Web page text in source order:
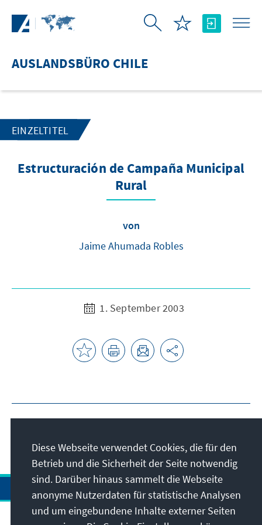
AUSLANDSBÜRO CHILE
EINZELTITEL
Estructuración de Campaña Municipal
Rural
von
Jaime Ahumada Robles
1. September 2003
Diese Webseite verwendet Cookies, die für den
Betrieb und die Sicherheit der Seite notwendig
sind. Darüber hinaus sammelt die Webseite
anonyme Nutzerdaten für statistische Analysen
und um eingebundene Inhalte externer Seiten